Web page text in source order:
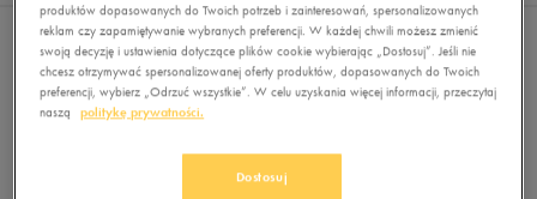
Nie wybrano filtrów
produktów dopasowanych do Twoich potrzeb i zainteresowań, spersonalizowanych
reklam czy zapamiętywanie wybranych preferencji. W każdej chwili możesz zmienić
swoją decyzję i ustawienia dotyczące plików cookie wybierając „Dostosuj”. Jeśli nie
chcesz otrzymywać spersonalizowanej oferty produktów, dopasowanych do Twoich
preferencji, wybierz „Odrzuć wszystkie”. W celu uzyskania więcej informacji, przeczytaj
naszą
politykę prywatności.
Dostosuj